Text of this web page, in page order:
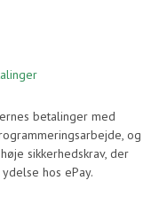
betalinger med
og
sikkerhedskrav, der
hos ePay.